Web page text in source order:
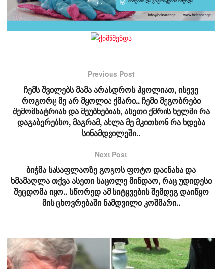
Previous Post
ჩემს შვილებს მამა არასდროს ჰყოლიათ, ისევე
როგორც მე არ მყოლია ქმარი.. ჩემი მეგობრები
შემომნატრიან და მეუბნებიან, ასეთი ქმრის ხელში რა
დაგაბერებსო, მაგრამ, ახლა მე მკითხონ რა ხდება
სინამდვილეში..
Next Post
ბიჭმა სასაფლაოზე გოგოს ფოტო დაინახა და
ხმამაღლა თქვა ასეთი საცოლე მინდაო, რაც უდიდესი
შეცდომა იყო.. სწორედ ამ სიტყვების შემდეგ დაიწყო
მის ცხოვრებაში ნამდვილი კოშმარი..